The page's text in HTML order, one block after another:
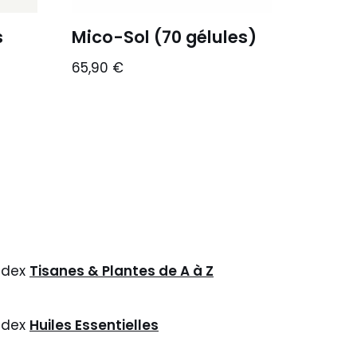
Mico-Sol (70 gélules)
65,90 €
Tisanes & Plantes de A à Z
Huiles Essentielles